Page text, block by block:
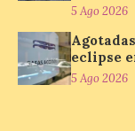
este fenómeno
5 Ago 2026
eclipse
5 Ago 2026